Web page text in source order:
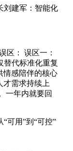
刘建军：智能化
区： 误区一：
替代标准化重复
情感陪伴的核心
才需求持续上
一年内就要回
可用”到“可控”